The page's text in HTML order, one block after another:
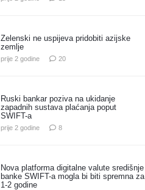
Zelenski ne uspijeva pridobiti azijske
zemlje
prije 2 godine 20komentara
Ruski bankar poziva na ukidanje
zapadnih sustava plaćanja poput
SWIFT-a
prije 2 godine 8komentara
Nova platforma digitalne valute središnje
banke SWIFT-a mogla bi biti spremna za
1-2 godine